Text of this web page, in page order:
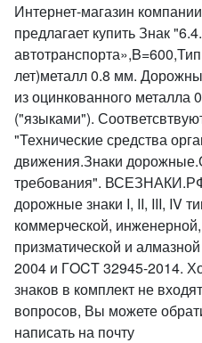
Интернет-магазин
предлагает купить Знак
лет)металл 0.8 мм.
из оцинкованного
("языками").
"Технические средства
движения.Знаки
требования". ВСЕЗНАКИ.РФ
дорожные знаки I, II, III, IV
коммерческой,
призматической и
2004 и ГOCT 32945-2014.
знаков в комплект не
вопросов, Вы можете
написать на почту